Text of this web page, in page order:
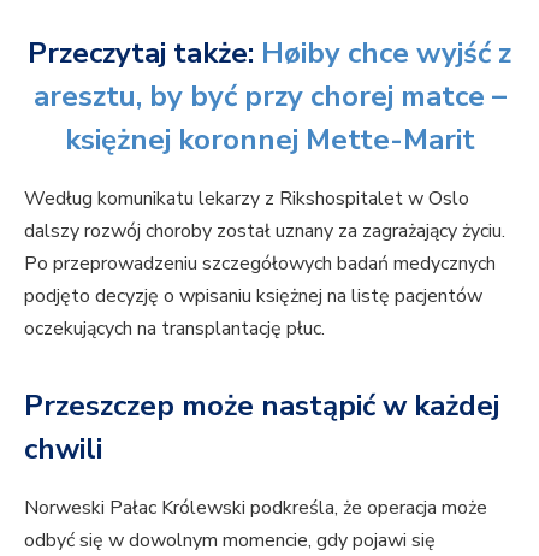
Przeczytaj także: Høiby chce wyjść z
aresztu, by być przy chorej matce –
księżnej koronnej Mette-Marit
Według komunikatu lekarzy z Rikshospitalet w Oslo
dalszy rozwój choroby został uznany za zagrażający życiu.
Po przeprowadzeniu szczegółowych badań medycznych
podjęto decyzję o wpisaniu księżnej na listę pacjentów
oczekujących na transplantację płuc.
Przeszczep może nastąpić w każdej
chwili
Norweski Pałac Królewski podkreśla, że operacja może
odbyć się w dowolnym momencie, gdy pojawi się